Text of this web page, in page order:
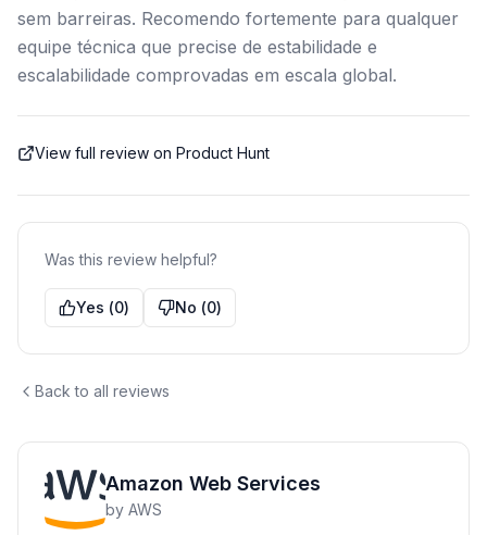
sem barreiras. Recomendo fortemente para qualquer
equipe técnica que precise de estabilidade e
escalabilidade comprovadas em escala global.
View full review on Product Hunt
Was this review helpful?
Yes (0) No (0)
Back to all reviews
Amazon Web Services
by AWS